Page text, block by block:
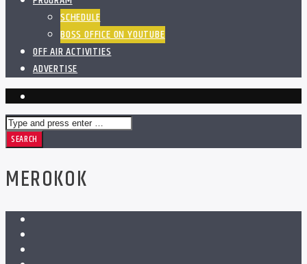
SCHEDULE
BOSS OFFICE ON YOUTUBE
OFF AIR ACTIVITIES
ADVERTISE
MEROKOK